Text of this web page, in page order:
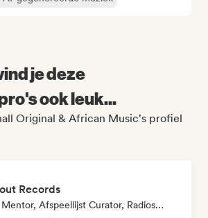
je deze
ook leuk...
Original & African Music's profiel
Records
Label, Mentor, Afspeellijst Curator, Radiostation